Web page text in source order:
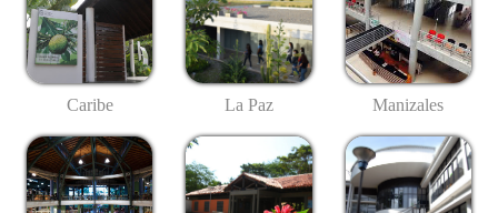
Caribe La Paz Manizales